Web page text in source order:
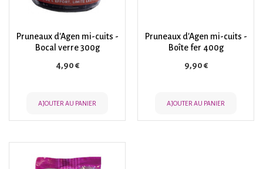
Pruneaux d'Agen mi-cuits -
Bocal verre 300g
Prix
4,90 €
AJOUTER AU PANIER
Pruneaux d'Agen mi-cuits -
Boîte fer 400g
Prix
9,90 €
AJOUTER AU PANIER